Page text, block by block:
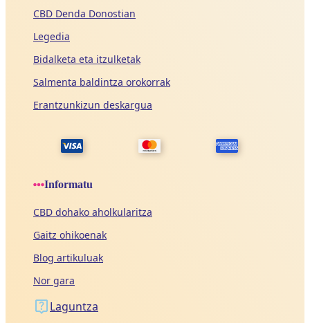
CBD Denda Donostian
Legedia
Bidalketa eta itzulketak
Salmenta baldintza orokorrak
Erantzunkizun deskargua
Informatu
CBD dohako aholkularitza
Gaitz ohikoenak
Blog artikuluak
Nor gara
Laguntza